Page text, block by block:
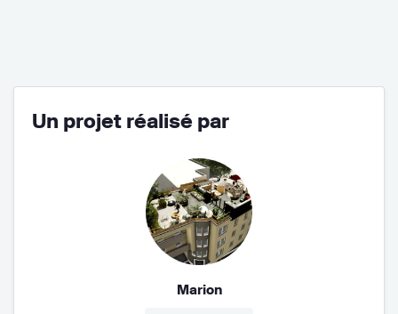
Un projet réalisé par
Marion